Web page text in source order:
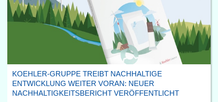
KOEHLER-GRUPPE TREIBT NACHHALTIGE
ENTWICKLUNG WEITER VORAN: NEUER
NACHHALTIGKEITSBERICHT VERÖFFENTLICHT